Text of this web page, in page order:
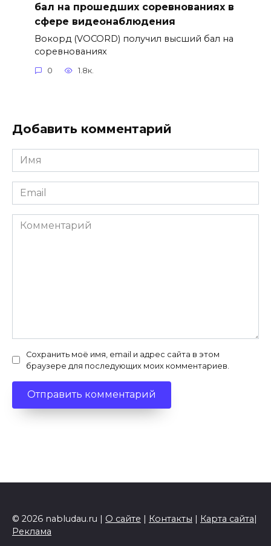
бал на прошедших соревнованиях в
сфере видеонаблюдения
Вокорд (VOCORD) получил высший бал на
соревнованиях
0 1.8к.
Добавить комментарий
Имя
*
Email
*
Комментарий
Сохранить моё имя, email и адрес сайта в этом
браузере для последующих моих комментариев.
© 2026 nabludau.ru | О сайте | Контакты | Карта сайта|
Реклама